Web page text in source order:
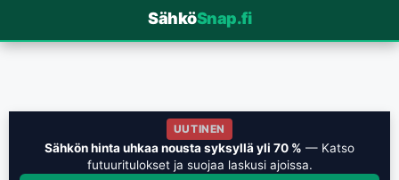
SähköSnap.fi
UUTINEN
Sähkön hinta uhkaa nousta syksyllä yli 70 % — Katso
futuuritulokset ja suojaa laskusi ajoissa.